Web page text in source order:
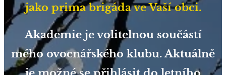
jako prima brigáda ve Vaší obci.
Akademie je volitelnou součástí
mého ovocnářského klubu. Aktuálně